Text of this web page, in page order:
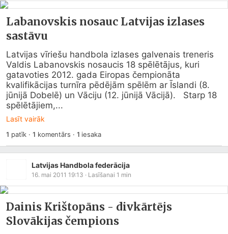
Labanovskis nosauc Latvijas izlases
sastāvu
Latvijas vīriešu handbola izlases galvenais treneris
Valdis Labanovskis nosaucis 18 spēlētājus, kuri
gatavoties 2012. gada Eiropas čempionāta
kvalifikācijas turnīra pēdējām spēlēm ar Īslandi (8.
jūnijā Dobelē) un Vāciju (12. jūnijā Vācijā).   Starp 18
spēlētājiem,...
Lasīt vairāk
1 patīk ·1 komentārs · 1 iesaka
Latvijas Handbola federācija
16. mai 2011 19:13 · Lasīšanai 1 min
Dainis Krištopāns - divkārtējs
Slovākijas čempions